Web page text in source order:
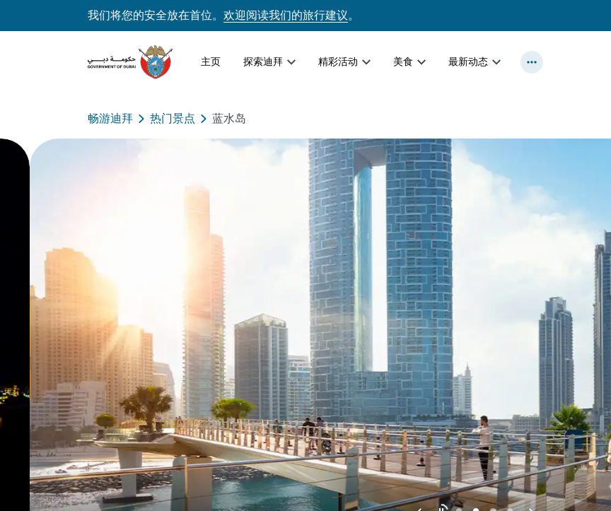
我们将您的安全放在首位。 欢迎阅读我们的旅行建议。
主页 探索迪拜 精彩活动 美食 最新动态
畅游迪拜 热门景点 蓝水岛